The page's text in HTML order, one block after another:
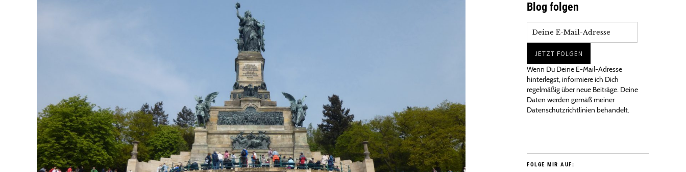
Blog folgen
Wenn Du Deine E-Mail-Adresse
hinterlegst, informiere ich Dich
regelmäßig über neue Beiträge. Deine
Daten werden gemäß meiner
Datenschutzrichtlinien behandelt.
FOLGE MIR AUF: